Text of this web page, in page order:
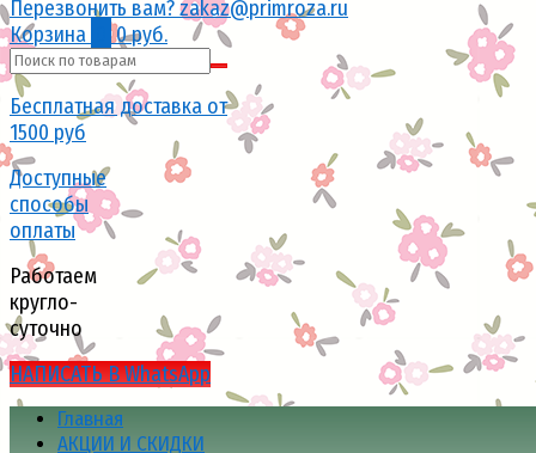
Перезвонить вам?zakaz@primroza.ru
Корзина
0 руб.
Бесплатная доставка от
1500 руб
Доступные
способы
оплаты
Работаем
кругло-
суточно
НАПИСАТЬ В WhatsApp
Главная
АКЦИИ И СКИДКИ